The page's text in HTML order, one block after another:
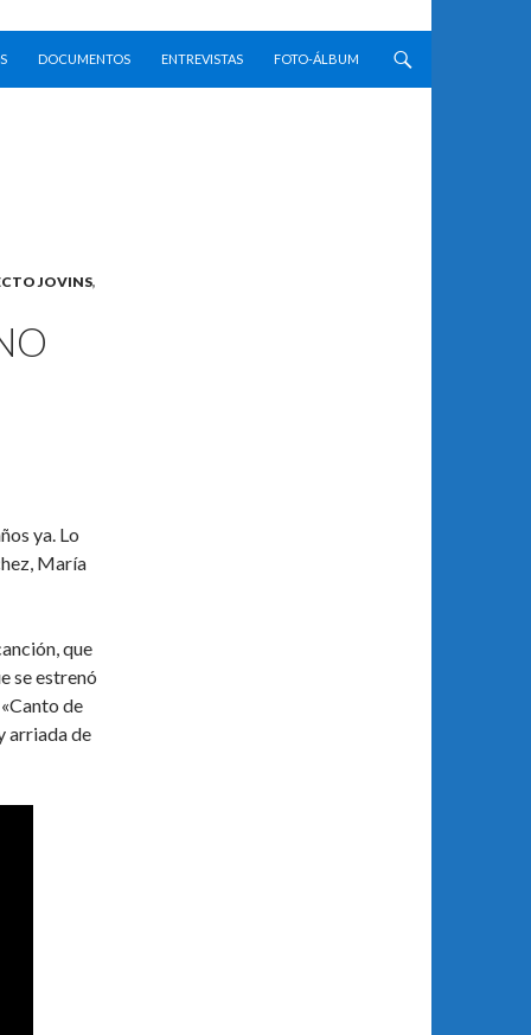
DOCUMENTOS ENTREVISTAS FOTO-ÁLBUM
JOVINS,
ya. Lo
María
que
se estrenó
de
arriada de